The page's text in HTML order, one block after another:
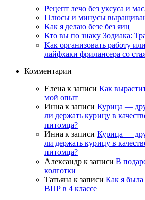
Рецепт лечо без уксуса и
Плюсы и минусы
Как я делаю безе без яиц
Кто вы по знаку Зодиака:
Как организовать работу
лайфхаки фрилансера со
Комментарии
Елена к записи Как
мой опыт
Инна к записи Курица —
ли держать курицу в
питомца?
Инна к записи Курица —
ли держать курицу в
питомца?
Александр к записи В
колготки
Татьяна к записи Как я была
ВПР в 4 классе